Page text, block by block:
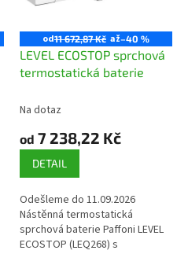
od11 672,87 Kč až–40 %
LEVEL ECOSTOP sprchová
termostatická baterie
Na dotaz
od 7 238,22 Kč
DETAIL
Odešleme do 11.09.2026
Nástěnná termostatická
sprchová baterie Paffoni LEVEL
ECOSTOP (LEQ268) s